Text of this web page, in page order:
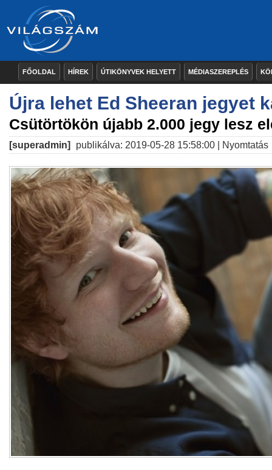
FŐOLDAL HÍREK ÚTIKÖNYVEK HELYETT MÉDIASZEREPLÉS
Újra lehet Ed Sheeran jegyet
Csütörtökön újabb 2.000 jegy lesz
[superadmin] publikálva: 2019-05-28 15:58:00 | Nyomtatás